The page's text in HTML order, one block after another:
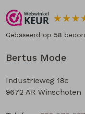
Bertus Mode
Industrieweg 18c
9672 AR Winschoten
Gebaseerd op 58